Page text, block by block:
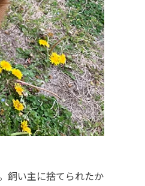
飼い主に捨てられたか